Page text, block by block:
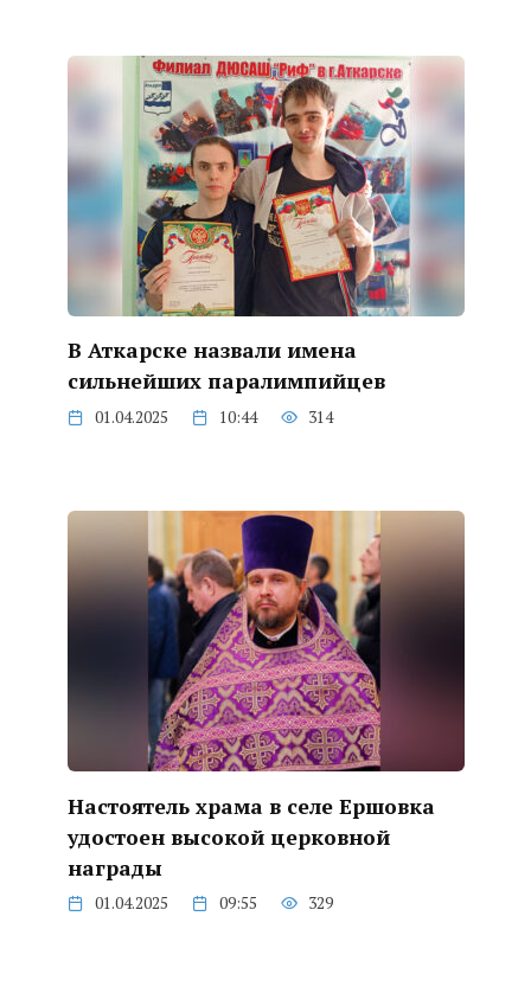
В Аткарске назвали имена
сильнейших паралимпийцев
01.04.2025 10:44 314
Настоятель храма в селе Ершовка
удостоен высокой церковной
награды
01.04.2025 09:55 329